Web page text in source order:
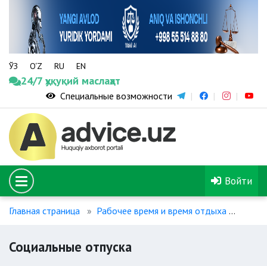
ЎЗ O‘Z RU EN
24/7 ҳуқуқий маслаҳат
Специальные возможности
Войти
Главная страница Рабочее время и время отдыха
Социальные отпуска